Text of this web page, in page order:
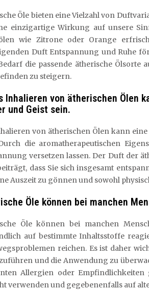
Öle bieten eine Vielzahl von
einzigartige Wirkung auf unsere
wie Zitrone oder Orange
Duft Entspannung und Ruhe
die passende ätherische
zu steigern.
Inhalieren von ätherischen Ölen
und Geist sein.
von ätherischen Ölen kann
die aromatherapeutischen
versetzen lassen. Der Duft der
dass Sie sich insgesamt
Auszeit zu gönnen und sowohl
Öle können bei manchen
Öle können bei manchen
auf bestimmte Inhaltsstoffe
reichen. Es ist daher
und die Anwendung zu
Allergien oder Empfindlichkeiten
verwenden und gegebenenfalls auf